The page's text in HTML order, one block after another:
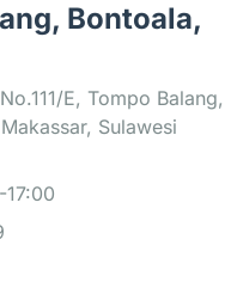
Bontoala,
E, Tompo Balang,
Sulawesi